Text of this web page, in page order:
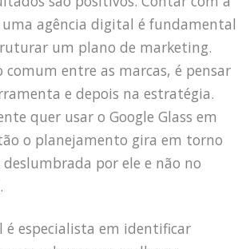
uma agência digital é fundamental
um plano de marketing.
entre as marcas, é pensar
e depois na estratégia.
quer usar o Google Glass em
o planejamento gira em torno
por ele e não no
é especialista em identificar